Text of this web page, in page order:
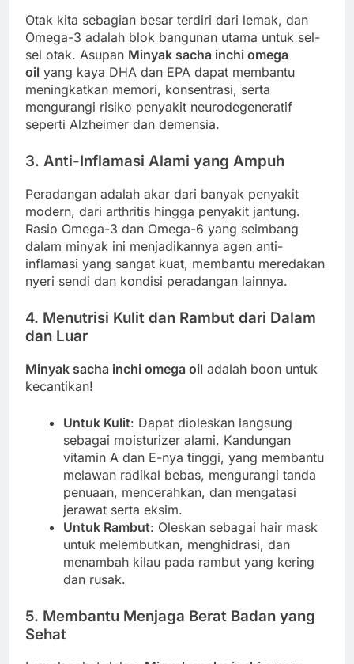
Otak kita sebagian besar terdiri dari lemak, dan
Omega-3 adalah blok bangunan utama untuk sel-
sel otak. Asupan Minyak sacha inchi omega
oil yang kaya DHA dan EPA dapat membantu
meningkatkan memori, konsentrasi, serta
mengurangi risiko penyakit neurodegeneratif
seperti Alzheimer dan demensia.
3. Anti-Inflamasi Alami yang Ampuh
Peradangan adalah akar dari banyak penyakit
modern, dari arthritis hingga penyakit jantung.
Rasio Omega-3 dan Omega-6 yang seimbang
dalam minyak ini menjadikannya agen anti-
inflamasi yang sangat kuat, membantu meredakan
nyeri sendi dan kondisi peradangan lainnya.
4. Menutrisi Kulit dan Rambut dari Dalam
dan Luar
Minyak sacha inchi omega oil adalah boon untuk
kecantikan!
Untuk Kulit: Dapat dioleskan langsung
sebagai moisturizer alami. Kandungan
vitamin A dan E-nya tinggi, yang membantu
melawan radikal bebas, mengurangi tanda
penuaan, mencerahkan, dan mengatasi
jerawat serta eksim.
Untuk Rambut: Oleskan sebagai hair mask
untuk melembutkan, menghidrasi, dan
menambah kilau pada rambut yang kering
dan rusak.
5. Membantu Menjaga Berat Badan yang
Sehat